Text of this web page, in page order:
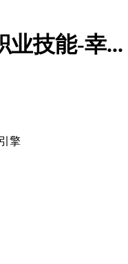
业技能-幸...
擎